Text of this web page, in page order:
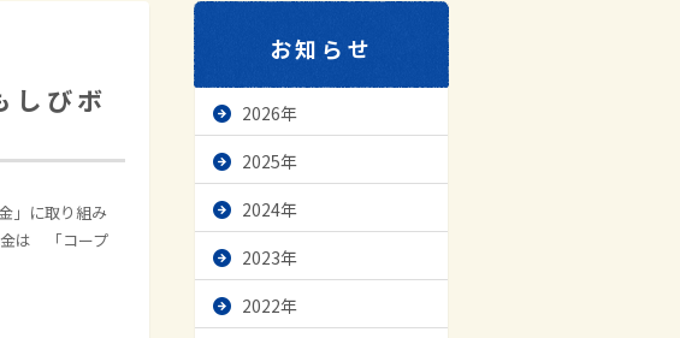
お知らせ
2026年
2025年
2024年
2023年
2022年
しびボ
」に取り組み
金は 「コープ